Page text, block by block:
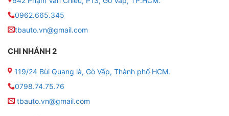
GIỚI THIỆU CHUNG VỀ MÀN HÌNH DVD
ANDROID OLEDPRO X8
0962.665.345
tbauto.vn@gmail.com
CHI NHÁNH 2
119/24 Bùi Quang là, Gò Vấp, Thành phố HCM.
0798.74.75.76
tbauto.vn@gmail.com